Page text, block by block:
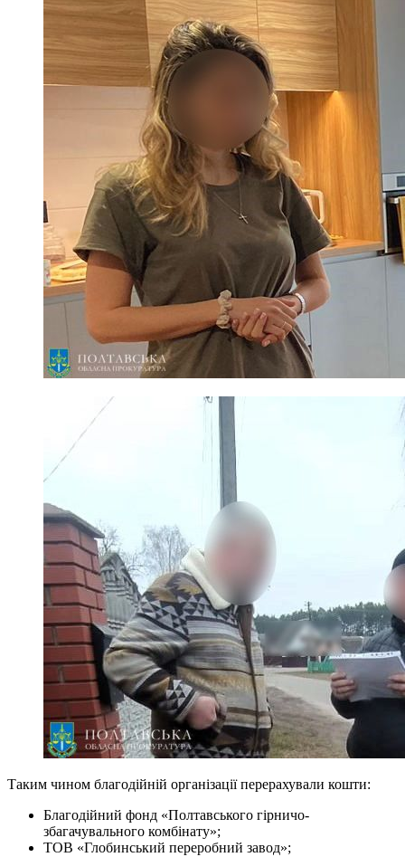
Таким чином благодійній організації перерахували кошти:
Благодійний фонд «Полтавського гірничо-
збагачувального комбінату»;
ТОВ «Глобинський переробний завод»;